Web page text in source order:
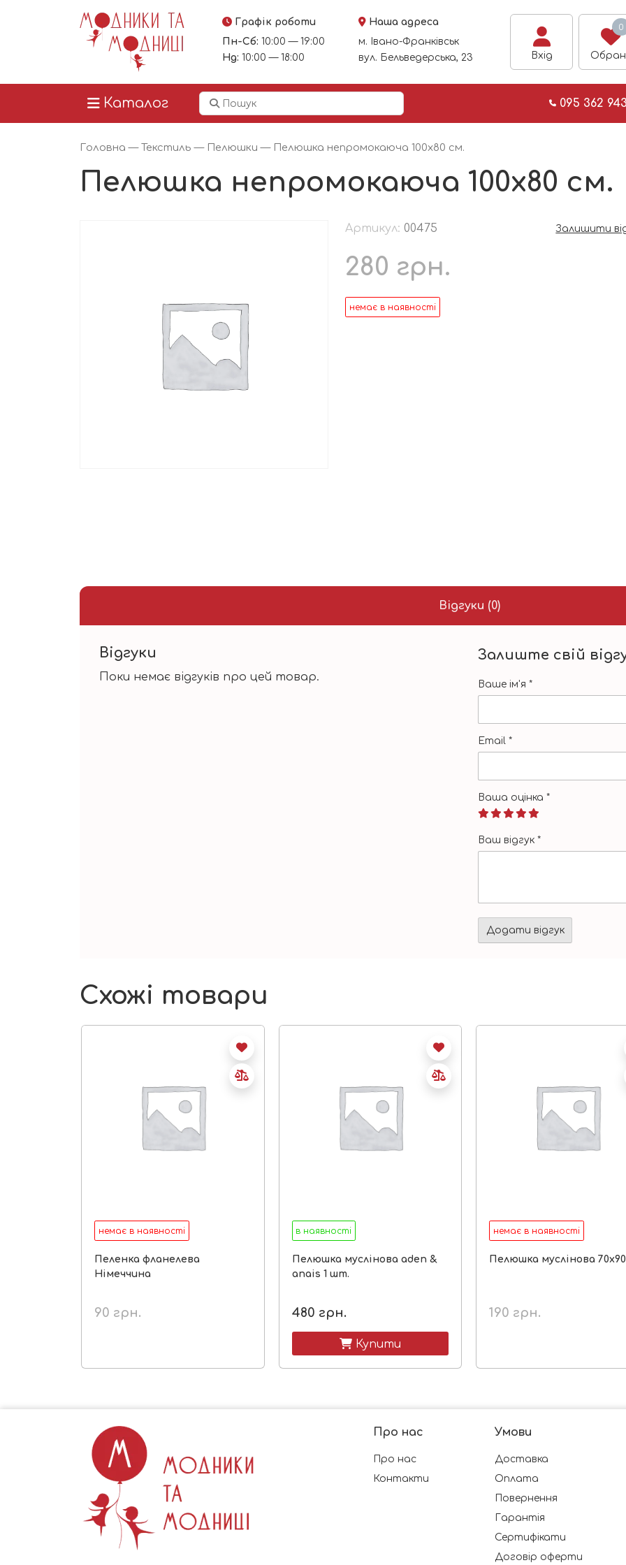
Графік роботи
Пн-Сб: 10:00 — 19:00
Нд: 10:00 — 18:00
Наша адреса
м. Івано-Франківськ
вул. Бельведерська, 23
Вхід
0
Каталог 095 362
Головна —Текстиль — Пелюшки — Пелюшка непромокаюча 100х80 см.
Пелюшка непромокаюча 100х80 см.
Артикул: 00475 Залишити
280 грн.
немає в наявності
Відгуки (0)
Відгуки
Поки немає відгуків про цей товар.
Залиште свій
Ваше ім'я *
Email *
Ваша оцінка *
Ваш відгук *
Схожі товари
немає в наявності
Пеленка фланелева
Німеччина
90 грн.
в наявності
Пелюшка муслінова aden &
anais 1 шт.
480 грн.
 Купити
немає в наявності
Пелюшка муслінова
190 грн.
Про нас
Про нас
Контакти
Умови
Доставка
Оплата
Повернення
Гарантія
Сертифікати
Договір оферти